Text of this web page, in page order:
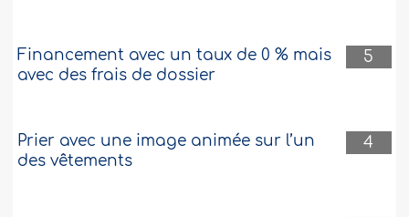
5
Financement avec un taux de 0 % mais
avec des frais de dossier
4
Prier avec une image animée sur l’un
des vêtements